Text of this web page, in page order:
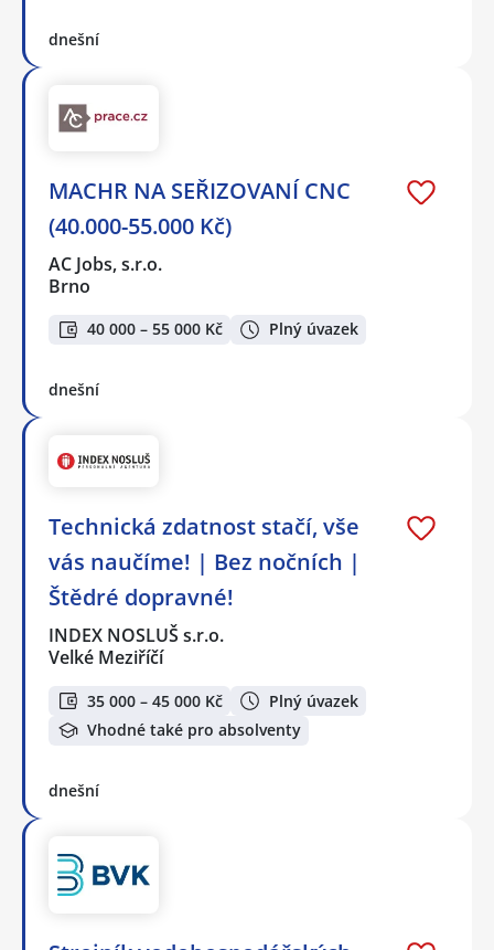
dnešní
MACHR NA SEŘIZOVANÍ CNC
(40.000-55.000 Kč)
AC Jobs, s.r.o.
Brno
40 000 – 55 000 Kč Plný úvazek
dnešní
Technická zdatnost stačí, vše
vás naučíme! | Bez nočních |
Štědré dopravné!
INDEX NOSLUŠ s.r.o.
Velké Meziříčí
35 000 – 45 000 Kč
Plný úvazek
Vhodné také pro absolventy
dnešní